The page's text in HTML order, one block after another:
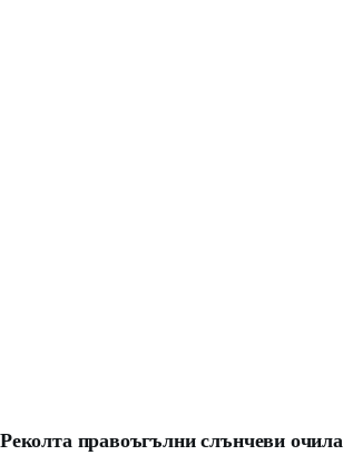
Реколта правоъгълни слънчеви очила